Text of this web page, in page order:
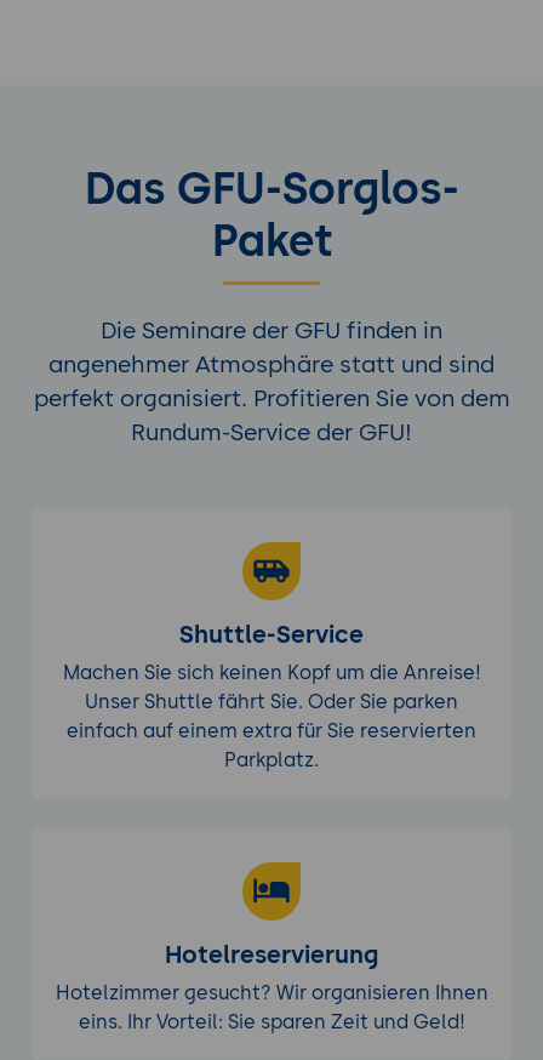
Das GFU-Sorglos-
Paket
Die Seminare der GFU finden in
angenehmer Atmosphäre statt und sind
perfekt organisiert. Profitieren Sie von dem
Rundum-Service der GFU!
Shuttle-Service
Machen Sie sich keinen Kopf um die Anreise!
Unser Shuttle fährt Sie. Oder Sie parken
einfach auf einem extra für Sie reservierten
Parkplatz.
Hotelreservierung
Hotelzimmer gesucht? Wir organisieren Ihnen
eins. Ihr Vorteil: Sie sparen Zeit und Geld!